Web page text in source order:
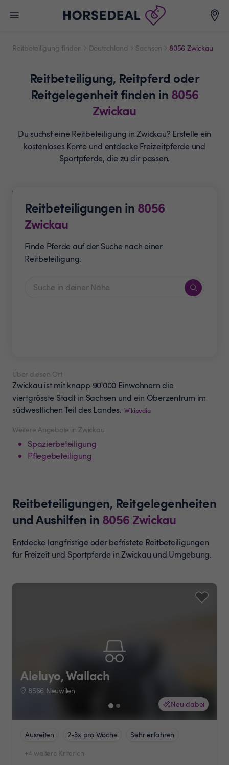
Reitbeteiligung finden Deutschland Sachsen 8056 Zwickau
Reitbeteiligung, Reitpferd oder
Reitgelegenheitfinden in 8056
Zwickau
Du suchst eine Reitbeteiligung in Zwickau? Erstelle ein
kostenloses Konto und entdecke Freizeitpferde und
Sportpferde, die zu dir passen.
Reitbeteiligungen in 8056
Zwickau
Finde Pferde auf der Suche nach einer
Reitbeteiligung.
Weitere Angebote in Zwickau
Spazierbeteiligung
Pflegebeteiligung
Über diesen Ort
Zwickau ist mit knapp 90'000 Einwohnern die
viertgrösste Stadt in Sachsen und ein Oberzentrum im
südwestlichen Teil des Landes. Wikipedia
Reitbeteiligungen, Reitgelegenheiten
und Aushilfen in 8056 Zwickau
Entdecke langfristige oder befristete Reitbeteiligungen
für Freizeit und Sportpferde in Zwickau und Umgebung.
Neu dabei
Aleluyo, Wallach
8566 Neuwilen
Ausreiten 2-3x pro Woche
Sehr erfahren
+4 weitere Kriterien